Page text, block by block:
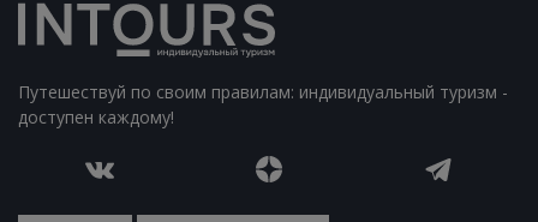
Путешествуй по своим правилам: индивидуальный туризм -
доступен каждому!